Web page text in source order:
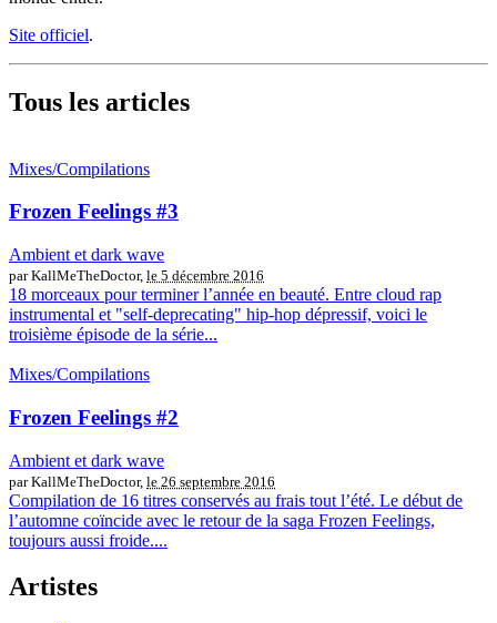
Site officiel.
Tous les articles
Mixes/Compilations
Frozen Feelings #3
Ambient et dark wave
par KallMeTheDoctor, le 5 décembre 2016
18 morceaux pour terminer l’année en beauté. Entre cloud rap
instrumental et "self-deprecating" hip-hop dépressif, voici le
troisième épisode de la série...
Mixes/Compilations
Frozen Feelings #2
Ambient et dark wave
par KallMeTheDoctor, le 26 septembre 2016
Compilation de 16 titres conservés au frais tout l’été. Le début de
l’automne coïncide avec le retour de la saga Frozen Feelings,
toujours aussi froide....
Artistes